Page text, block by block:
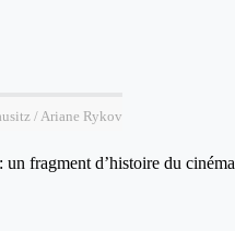
/ Ariane Rykov
fragment d’histoire du cinéma